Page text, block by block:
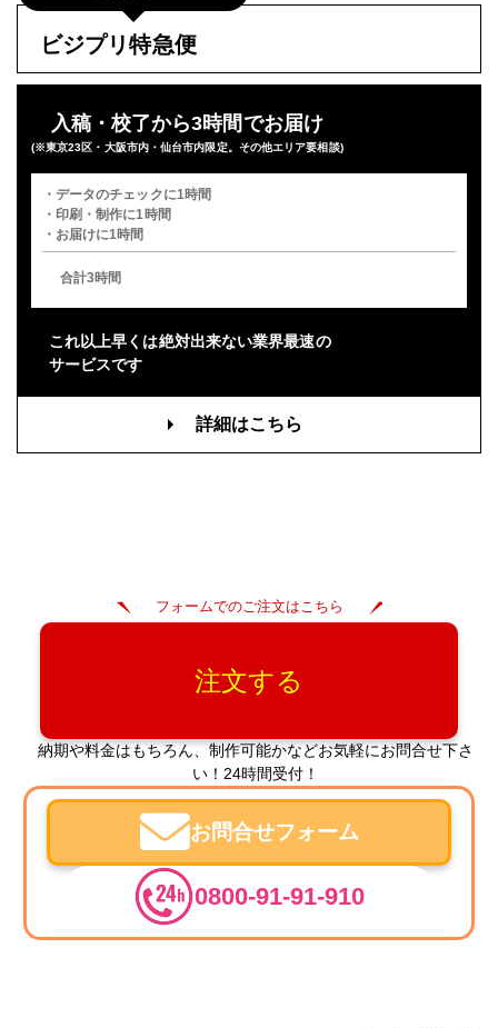
ビジプリ特急便
入稿・校了から3時間でお届け
(※東京23区・大阪市内・仙台市内限定。その他エリア要相談)
・データのチェックに1時間
・印刷・制作に1時間
・お届けに1時間
合計3時間
これ以上早くは絶対出来ない業界最速の
サービスです
詳細はこちら
フォームでのご注文はこちら
注文する
納期や料金はもちろん、制作可能かなどお気軽にお問合せ下さ
い！24時間受付！
お問合せフォーム
0800-91-91-910